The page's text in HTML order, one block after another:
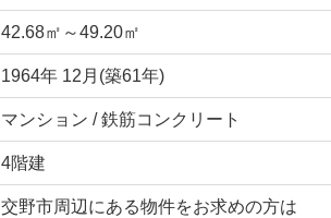
42.68㎡～49.20㎡
1964年 12月(築61年)
マンション / 鉄筋コンクリート
4階建
交野市周辺にある物件をお求めの方は